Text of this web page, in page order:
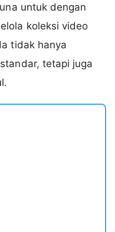
untuk dengan
koleksi video
tidak hanya
tetapi juga